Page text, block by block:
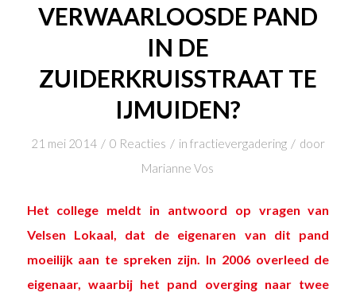
VERWAARLOOSDE PAND
IN DE
ZUIDERKRUISSTRAAT TE
IJMUIDEN?
21 mei 2014 / 0 Reacties / in fractievergadering / door
Marianne Vos
Het college meldt in antwoord op vragen van
Velsen Lokaal, dat de eigenaren van dit pand
moeilijk aan te spreken zijn. In 2006 overleed de
eigenaar, waarbij het pand overging naar twee